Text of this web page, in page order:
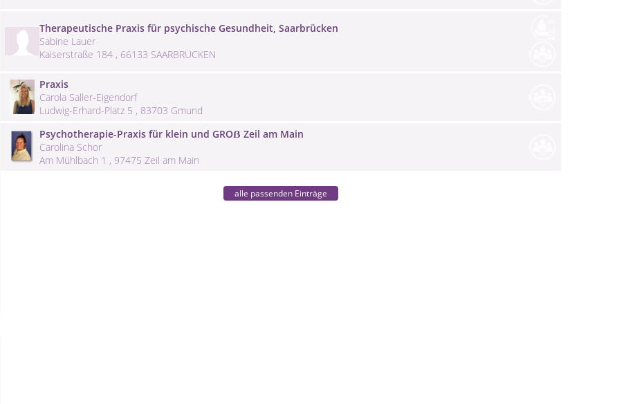
Therapeutische Praxis für psychische Gesundheit, Saarbrücken
Sabine Lauer
Kaiserstraße 184 , 66133 SAARBRÜCKEN
Praxis
Carola Saller-Eigendorf
Ludwig-Erhard-Platz 5 , 83703 Gmund
Psychotherapie-Praxis für klein und GROẞ Zeil am Main
Carolina Schor
Am Mühlbach 1 , 97475 Zeil am Main
alle passenden Einträge